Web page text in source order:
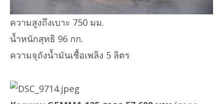
ความสูงถึงเบาะ 750 มม.
น้ำหนักสุทธิ 96 กก.
ความจุถังน้ำมันเชื้อเพลิง 5 ลิตร